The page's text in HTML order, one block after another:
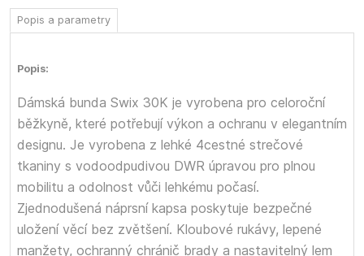
Popis a parametry
Popis:
Dámská bunda Swix 30K je vyrobena pro celoroční
běžkyně, které potřebují výkon a ochranu v elegantním
designu. Je vyrobena z lehké 4cestné strečové
tkaniny s vodoodpudivou DWR úpravou pro plnou
mobilitu a odolnost vůči lehkému počasí.
Zjednodušená náprsní kapsa poskytuje bezpečné
uložení věcí bez zvětšení. Kloubové rukávy, lepené
manžety, ochranný chránič brady a nastavitelný lem